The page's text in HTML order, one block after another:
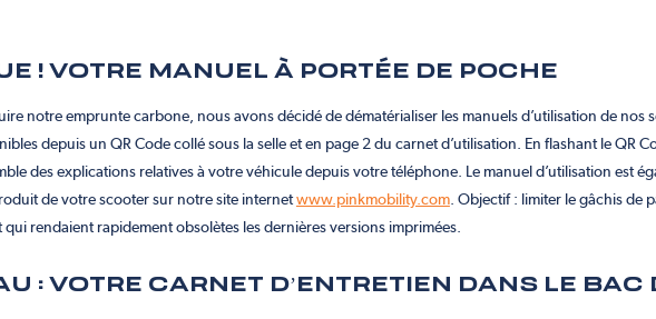
! VOTRE MANUEL À PORTÉE DE POCHE
notre emprunte carbone, nous avons décidé de dématérialiser les manuels d’utilisation de nos
depuis un QR Code collé sous la selle et en page 2 du carnet d’utilisation. En flashant le QR
des explications relatives à votre véhicule depuis votre téléphone. Le manuel d’utilisation est
de votre scooter sur notre site internetwww.pinkmobility.com. Objectif : limiter le gâchis de
qui rendaient rapidement obsolètes les dernières versions imprimées.
: VOTRE CARNET D’ENTRETIEN DANS LE BAC